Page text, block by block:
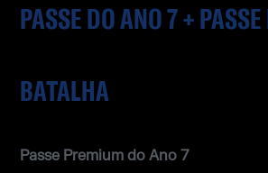
PASSE DO ANO 7 + PASSE
BATALHA
Passe Premium do Ano 7